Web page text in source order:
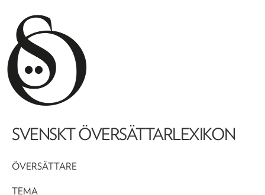
SVENSKT ÖVERSÄTTARLEXIKON
ÖVERSÄTTARE
TEMA